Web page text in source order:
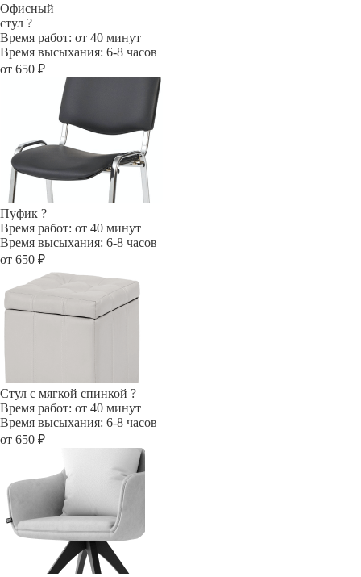
Офисный
стул ?
Время работ: от 40 минут
Время высыхания: 6-8 часов
от 650 ₽
Пуфик ?
Время работ: от 40 минут
Время высыхания: 6-8 часов
от 650 ₽
Стул с мягкой спинкой ?
Время работ: от 40 минут
Время высыхания: 6-8 часов
от 650 ₽